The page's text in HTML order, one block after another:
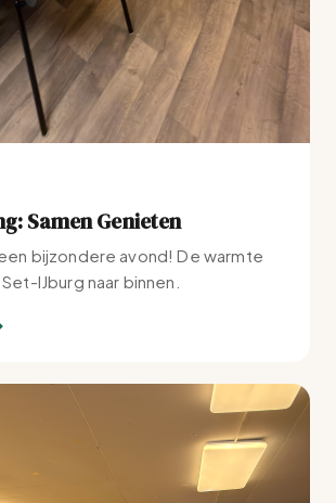
Samen Genieten
bijzondere avond! De warmte
IJburg naar binnen.